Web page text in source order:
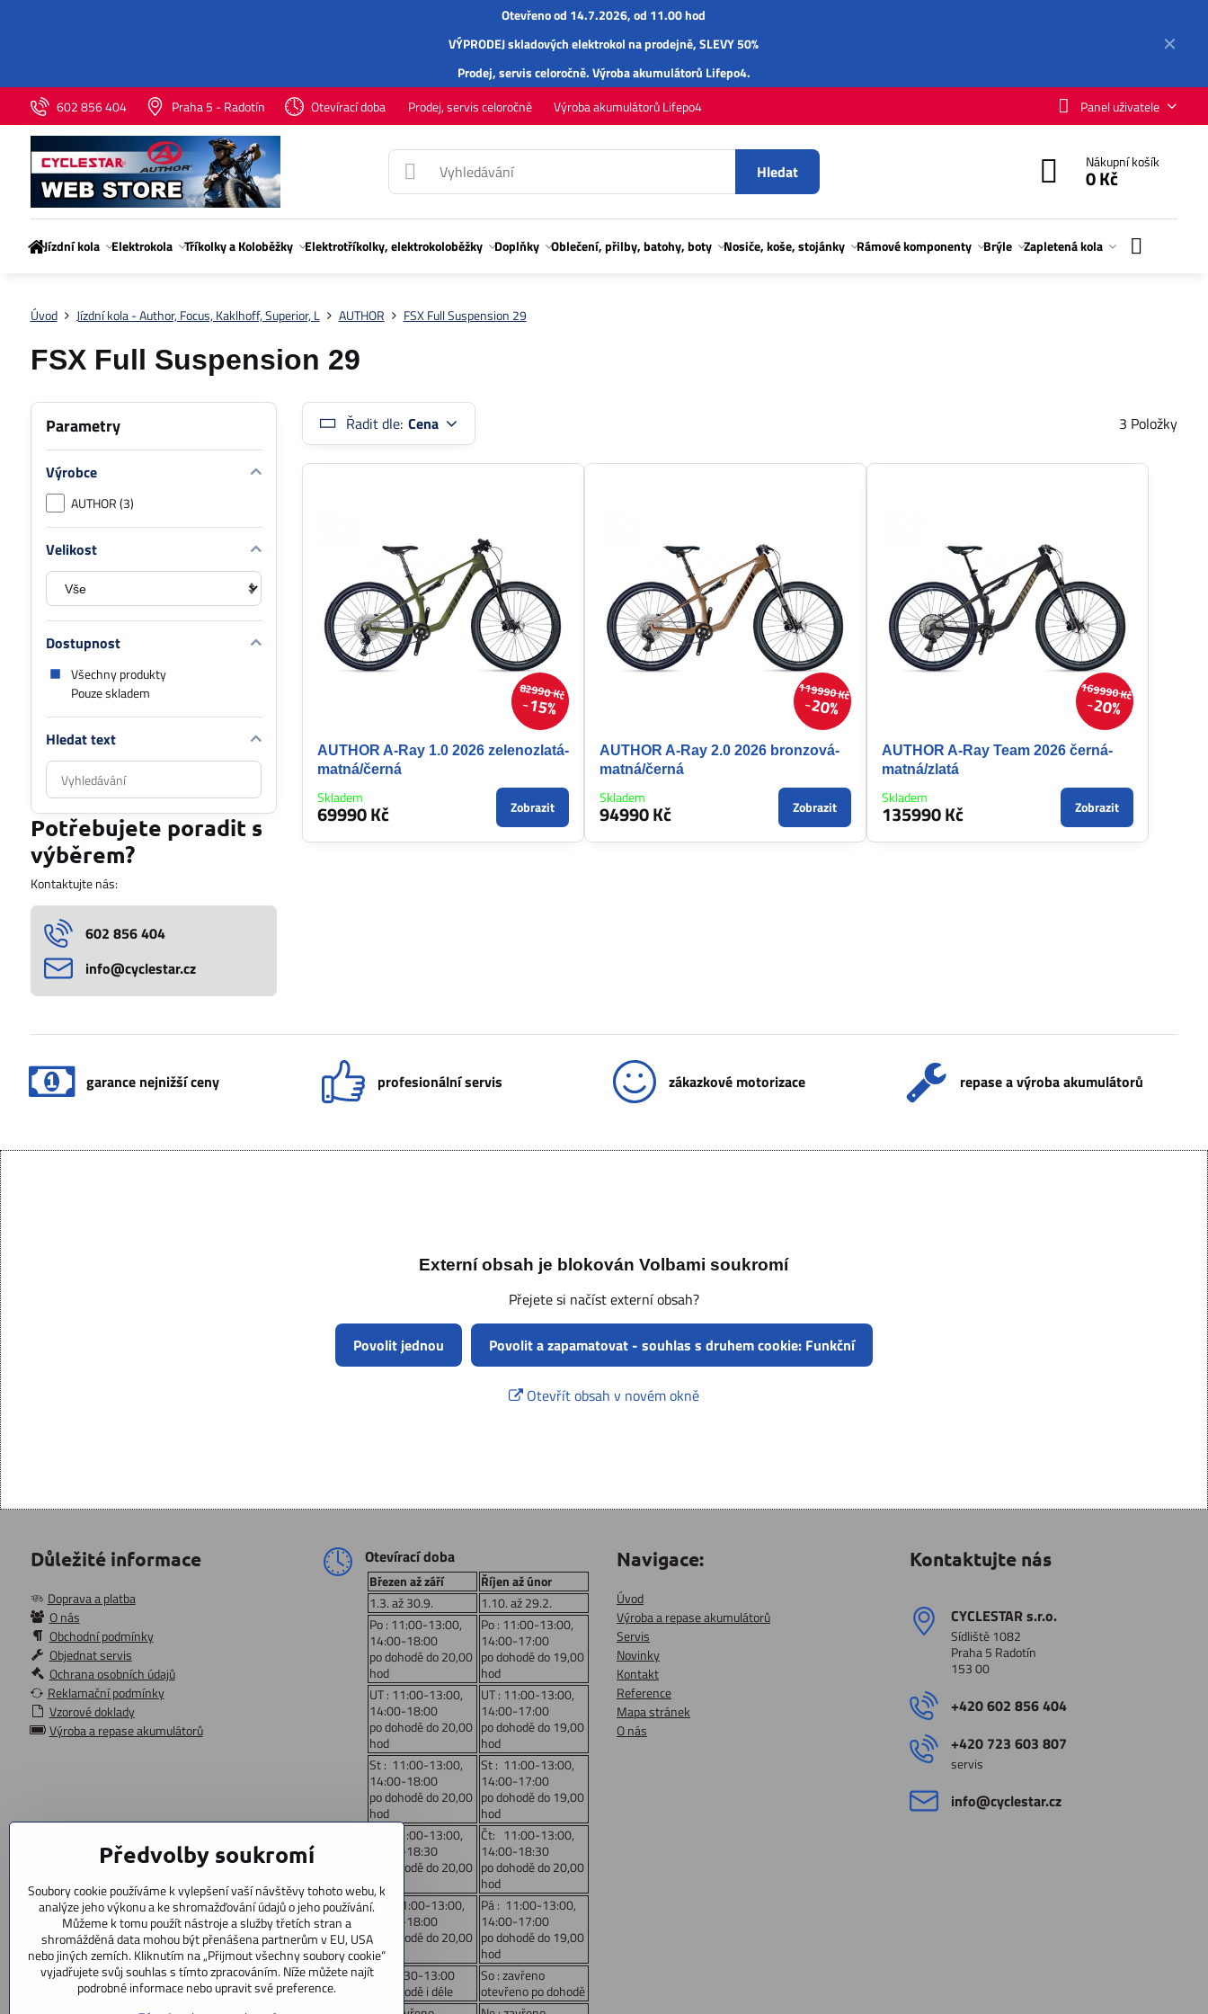
✕
Otevřeno od 14.7.2026, od 11.00 hod
VÝPRODEJ skladových elektrokol na prodejně, SLEVY 50%
Prodej,servisceloročně.Výroba akumulátorů Lifepo4.
602 856 404
Praha 5 - Radotín Otevírací doba Prodej, servis celoročně Výroba akumulátorů Lifepo4 Panel uživatele
Hledat Nákupní košík
0 Kč
Jízdní kola Elektrokola Tříkolky a Koloběžky Elektrotříkolky, elektrokoloběžky Doplňky Oblečení, přilby, batohy, boty Nosiče, koše, stojánky Rámové komponenty Brýle Zapletená kola
Úvod Jízdní kola - Author, Focus, Kaklhoff, Superior, L AUTHOR FSX Full Suspension 29
FSX Full Suspension 29
Řadit dle: Cena 3 Položky
82990 Kč
15%
AUTHOR A-Ray 1.0 2026 zelenozlatá-
matná/černá
Skladem
69990 Kč Zobrazit
119990 Kč
20%
AUTHOR A-Ray 2.0 2026 bronzová-
matná/černá
Skladem
94990 Kč Zobrazit
169990 Kč
20%
AUTHOR A-Ray Team 2026 černá-
matná/zlatá
Skladem
135990 Kč Zobrazit
Parametry
Výrobce
AUTHOR (3)
Velikost
Dostupnost
Všechny produkty
Pouze skladem
Hledat text
Prohledat
výsledky
filtru
fulltextem
Potřebujete poradit s
výběrem?
Kontaktujte nás:
602 856 404
info​@cyclestar​.cz
garance nejnižší ceny profesionální servis zákazkové motorizace repase a výroba akumulátorů
Externí obsah je blokován Volbami soukromí
Přejete si načíst externí obsah?
Povolit jednou Povolit a zapamatovat - souhlas s druhem cookie: Funkční
Otevřít obsah v novém okně
Důležité informace
Doprava a platba
O nás
Obchodní podmínky
Objednat servis
Ochrana osobních údajů
Reklamační podmínky
Vzorové doklady
Výroba a repase akumulátorů
Otevírací doba
Březen až září
Říjen až únor
1.3. až 30.9.
1.10. až 29.2.
Po : 11:00-13:00,
14:00-18:00
po dohodě do 20,00
hod
Po : 11:00-13:00,
14:00-17:00
po dohodě do 19,00
hod
UT : 11:00-13:00,
14:00-18:00
po dohodě do 20,00
hod
UT : 11:00-13:00,
14:00-17:00
po dohodě do 19,00
hod
St : 11:00-13:00,
14:00-18:00
po dohodě do 20,00
hod
St : 11:00-13:00,
14:00-17:00
po dohodě do 19,00
hod
Čt: 11:00-13:00,
14:00-18:30
po dohodě do 20,00
hod
Čt: 11:00-13:00,
14:00-18:30
po dohodě do 20,00
hod
Pá : 11:00-13:00,
14:00-18:00
po dohodě do 20,00
hod
Pá : 11:00-13:00,
14:00-17:00
po dohodě do 19,00
hod
So: 9:30-13:00
po dohodě i déle
So : zavřeno
otevřeno po dohodě
Navigace:
Úvod
Výroba a repase akumulátorů
Servis
Novinky
Kontakt
Reference
Mapa stránek
O nás
Kontaktujte nás
CYCLESTAR s​.r​.o​.
Sídliště 1082
Praha 5 Radotín
153 00
+420 602 856 404
+420 723 603 807
servis
info​@cyclestar​.cz
Předvolby soukromí
Soubory cookie používáme k vylepšení vaší návštěvy tohoto webu, k
analýze jeho výkonu a ke shromažďování údajů o jeho používání.
Můžeme k tomu použít nástroje a služby třetích stran a
shromážděná data mohou být přenášena partnerům v EU, USA
nebo jiných zemích. Kliknutím na „Přijmout všechny soubory cookie“
vyjadřujete svůj souhlas s tímto zpracováním. Níže můžete najít
podrobné informace nebo upravit své preference.